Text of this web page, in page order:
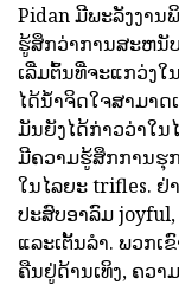
Pidan ມີພະລັງງານ
ຮູ້ສຶກວ່າການສະຫນັ
ເລີ່ມຕົ້ນທີ່ຈະແກວ່ງ
ໄດ້ນ້ໍາຈິດໃຈສາມາ
ມັນຍັງໄດ້ກ່າວວ່າໃນ
ມີຄວາມຮູ້ສຶກການຮຸ
ໃນໄລຍະ trifles. ຢ່
ປະສົບອາລົມ
ແລະເຕັ້ນລໍາ. ພວກເ
ຄືນຢູ່ດ້ານເທິງ, ຄວ